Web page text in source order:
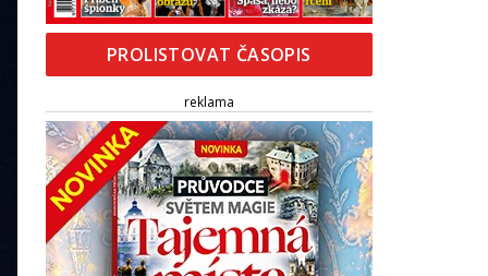
PROLISTOVAT ČASOPIS
reklama